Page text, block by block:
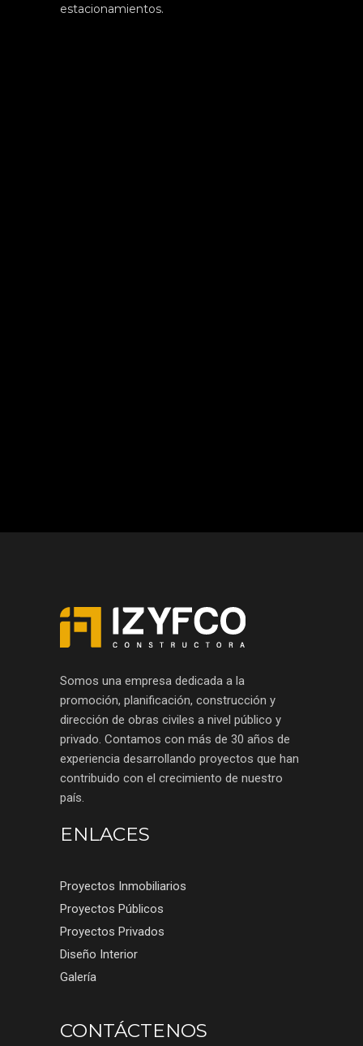
estacionamientos.
Somos una empresa dedicada a la
promoción, planificación, construcción y
dirección de obras civiles a nivel público y
privado. Contamos con más de 30 años de
experiencia desarrollando proyectos que han
contribuido con el crecimiento de nuestro
país.
ENLACES
Proyectos Inmobiliarios
Proyectos Públicos
Proyectos Privados
Diseño Interior
Galería
CONTÁCTENOS